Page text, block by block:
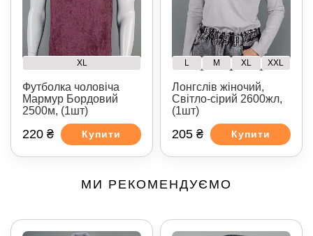
XL
Футболка чоловіча
Мармур Бордовий
2500м, (1шт)
220 ₴ Купити
L M XL XXL
Лонгслів жіночий,
Світло-сірий 2600жл,
(1шт)
205 ₴ Купити
МИ РЕКОМЕНДУЄМО